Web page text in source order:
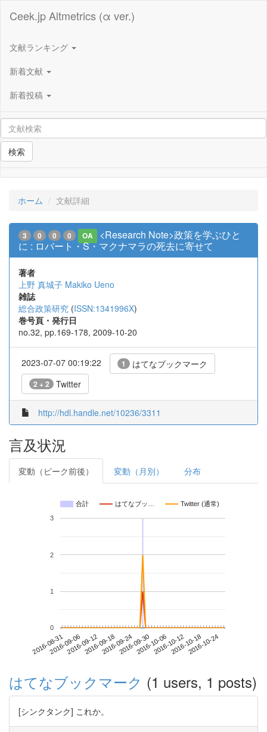
Ceek.jp Altmetrics (α ver.)
文献ランキング
新着文献
新着投稿
検索
ホーム 文献詳細
3 0 0 0 OA
<Research Note>政策を学ぶひと
に : ロバート・S・マクナマラの死去に寄せて
著者
上野 真城子 Makiko Ueno
雑誌
総合政策研究 (ISSN:1341996X)
巻号頁・発行日
no.32, pp.169-178, 2009-10-20
2023-07-07 00:19:22 1 はてなブックマーク
2 + 2 Twitter
http://hdl.handle.net/10236/3311
言及状況
変動（ピーク前後） 変動（月別） 分布
合計 はてなブッ… Twitter (通常)
2016-08-312016-09-062016-09-122016-09-182016-09-242016-09-302016-10-062016-10-122016-10-182016-10-24
0
1
2
3
はてなブックマーク (1 users, 1 posts)
[シンクタンク] これか。